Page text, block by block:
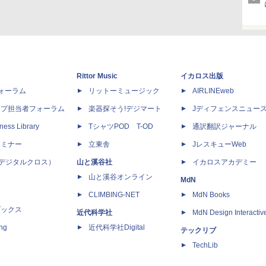
ーラム
担当者フォーラム
Library
ナー
ジタルクロス）
クス
Rittor Music
リットーミュージック
楽器探そう!デジマート
TシャツPOD T-OD
立東舎
山と溪谷社
山と溪谷オンライン
CLIMBING-NET
近代科学社
近代科学社Digital
イカロス出版
AIRLINEweb
Jディフェンスニュー
通訳翻訳ジャーナル
JレスキューWeb
イカロスアカデミー
MdN
MdN Books
MdN Design
テックリブ
TechLib